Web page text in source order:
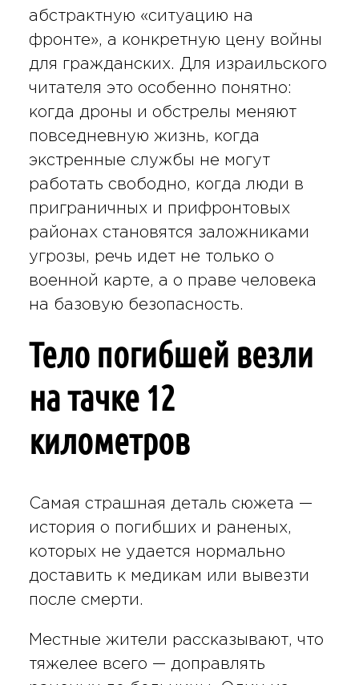
абстрактную «ситуацию на
фронте», а конкретную цену войны
для гражданских. Для израильского
читателя это особенно понятно:
когда дроны и обстрелы меняют
повседневную жизнь, когда
экстренные службы не могут
работать свободно, когда люди в
приграничных и прифронтовых
районах становятся заложниками
угрозы, речь идет не только о
военной карте, а о праве человека
на базовую безопасность.
Тело погибшей везли
на тачке 12
километров
Самая страшная деталь сюжета —
история о погибших и раненых,
которых не удается нормально
доставить к медикам или вывезти
после смерти.
Местные жители рассказывают, что
тяжелее всего — доправлять